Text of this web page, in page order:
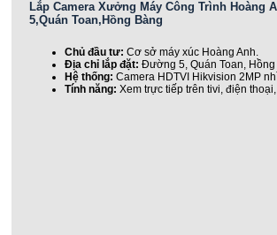
Lắp Camera Xưởng Máy Công Trình Hoàng
5,Quán Toan,Hồng Bàng
Chủ đầu tư:Cơ sở máy xúc Hoàng Anh.
Địa chỉ lắp đặt:Đường 5, Quán Toan,
Hệ thống: Camera HDTVI Hikvision 2MP
Tính năng: Xem trực tiếp trên tivi, điện